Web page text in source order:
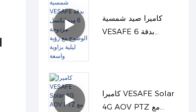
كاميرا صيد شمسية
VESAFE بدقة 6
كاميرا VESAFE Solar
4G AOV PTZ مع